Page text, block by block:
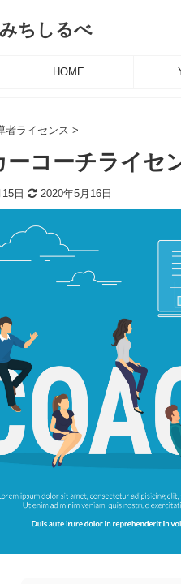
ちしるべ
HOME
者ライセンス >
ーコーチライセ
日 2020年5月16日